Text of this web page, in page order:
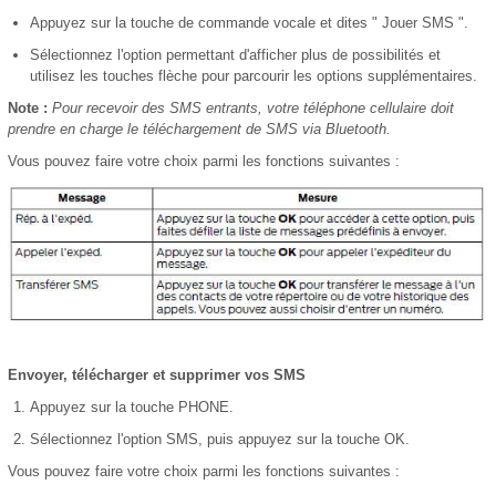
Appuyez sur la touche de commande vocale et dites " Jouer SMS ".
Sélectionnez l'option permettant d'afficher plus de possibilités et
utilisez les touches flèche pour parcourir les options supplémentaires.
Note : Pour recevoir des SMS entrants, votre téléphone cellulaire doit
prendre en charge le téléchargement de SMS via Bluetooth.
Vous pouvez faire votre choix parmi les fonctions suivantes :
Envoyer, télécharger et supprimer vos SMS
Appuyez sur la touche PHONE.
Sélectionnez l'option SMS, puis appuyez sur la touche OK.
Vous pouvez faire votre choix parmi les fonctions suivantes :